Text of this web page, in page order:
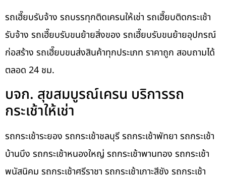
รถเฮี๊ยบรับจ้าง รถบรรทุกติดเครนให้เช่า รถเฮี๊ยบติดกระเช้า
รับจ้าง รถเฮี๊ยบรับขนย้ายสิ่งของ รถเฮี๊ยบรับขนย้ายอุปกรณ์
ก่อสร้าง รถเฮี๊ยบขนส่งสินค้าทุกประเภท ราคาถูก สอบถามได้
ตลอด 24 ชม.
บจก. สุขสมบูรณ์เครน บริการรถ
กระเช้าให้เช่า
รถกระเช้าระยอง รถกระเช้าชลบุรี รถกระเช้าพัทยา รถกระเช้า
บ้านบึง รถกระเช้าหนองใหญ่ รถกระเช้าพานทอง รถกระเช้า
พนัสนิคม รถกระเช้าศรีราชา รถกระเช้าเกาะสีชัง รถกระเช้า